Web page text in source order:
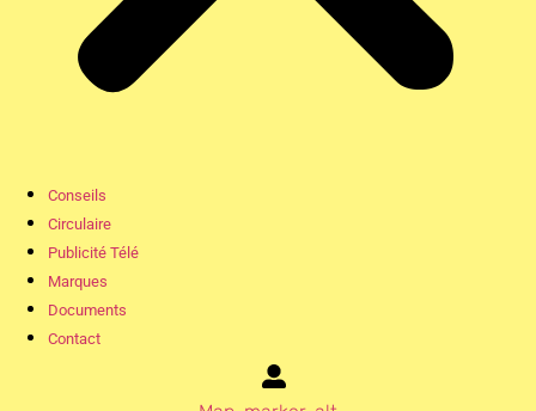
Conseils
Circulaire
Publicité Télé
Marques
Documents
Contact